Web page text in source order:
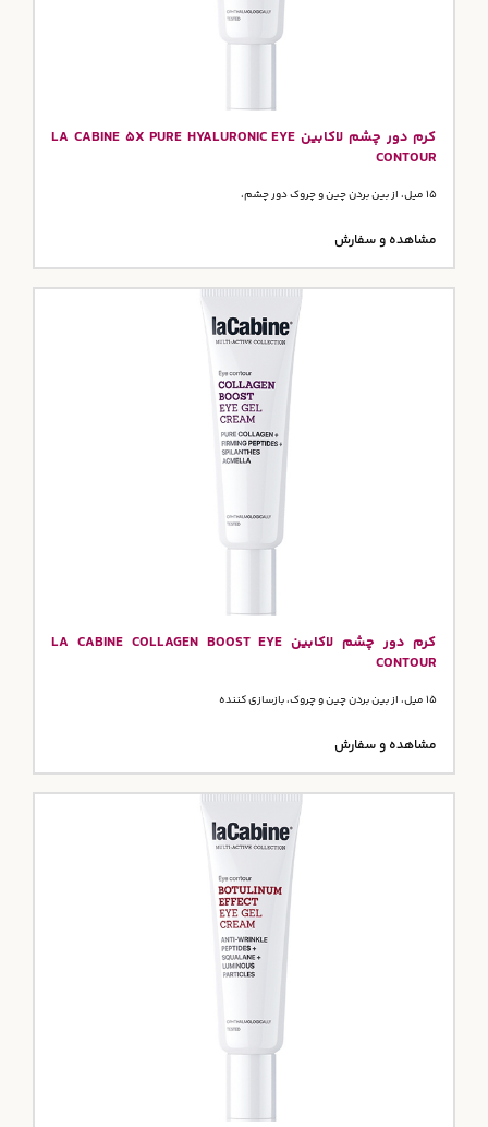
کرم دور چشم لاکابین LA CABINE 5X PURE HYALURONIC EYE
CONTOUR
15 میل، از بین بردن چین و چروک دور چشم،
مشاهده و سفارش
کرم دور چشم لاکابین LA CABINE COLLAGEN BOOST EYE
CONTOUR
15 میل، از بین بردن چین و چروک، بازسازی کننده
مشاهده و سفارش